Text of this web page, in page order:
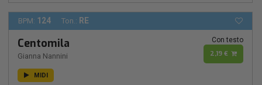
BPM: 124 Ton.: RE
Centomila
Gianna Nannini
Con testo
2,19 €
MIDI